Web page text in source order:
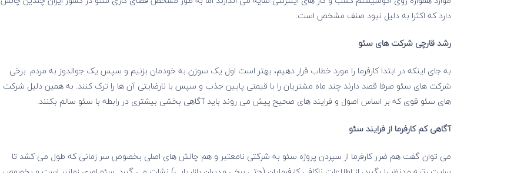
دارد که اکثرا به دلیل نبود صنف مشخص است:
رشد قارچی شرکت های سئو
به جای اینکه در ابتدا کارفرما را مورد خطاب قرار دهیم، بهتر است اول یک سوزن به خودمان بزنیم و سپس یک جوالدوز به مردم. برخی
شرکت های سئو صرفا قصد دارند چند ماه مشتریان را با قیمتی پایین جذب و سپس با نارضایتی آن ها را ترک کنند. به همین دلیل شرکت
های سئو قوی که بر اساس اصول و فرایند های صحیح پیش می روند باید آگاهی بخشی بیشتری در رابطه با سئو سالم بکنند.
آگاهی کم کارفرما از فرایند سئو
می توان گفت هم ضرر کارفرما از سپردن پروژه سئو به شرکتی نامعتبر و هم چالش های اصلی بخصوص سر زمانی که طول می کشد تا